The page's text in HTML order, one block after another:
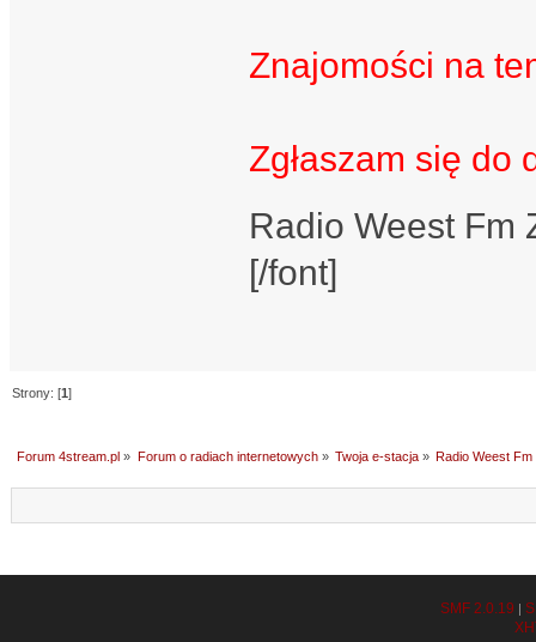
Znajomości na
Zgłaszam się do
Radio Weest Fm
[/font]
Strony: [1]
Forum 4stream.pl » Forum o radiach internetowych» Twoja e-stacja» Radio Weest Fm
SMF 2.0.19 |